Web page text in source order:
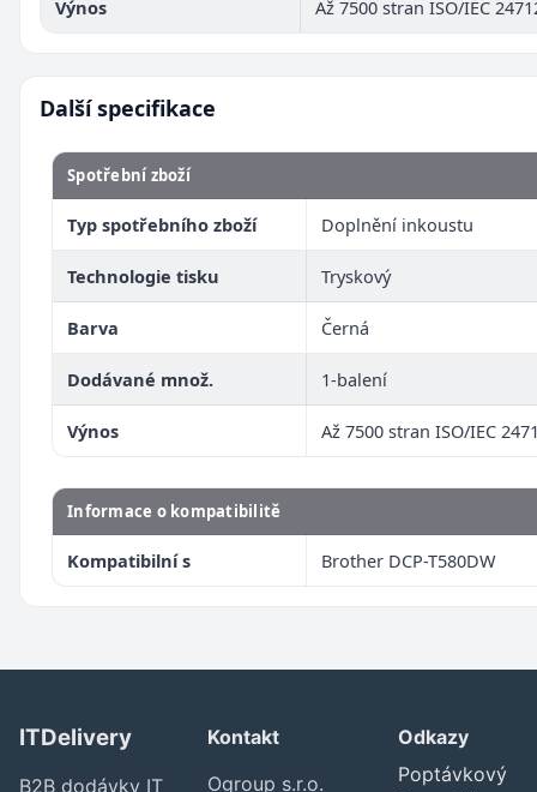
Výnos Až 7500 stran ISO/IEC
Další specifikace
Spotřební zboží
Typ spotřebního zboží Doplnění inkoustu
Technologie tisku Tryskový
Barva Černá
Dodávané množ. 1-balení
Výnos Až 7500 stran ISO/IEC
Informace o kompatibilitě
Kompatibilní s Brother DCP-T580DW
ITDelivery
B2B dodávky IT
Kontakt
Ogroup s.r.o.
Odkazy
Poptávkový